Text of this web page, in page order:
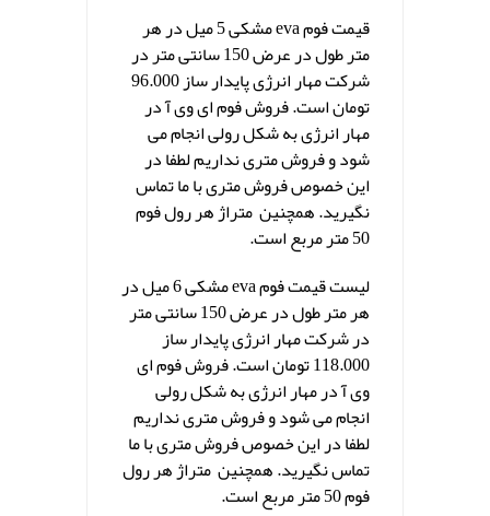
قیمت فوم eva مشکی 5 میل در هر
متر طول در عرض 150 سانتی متر در
شرکت مهار انرژی پایدار ساز 96.000
تومان است. فروش فوم ای وی آ در
مهار انرژی به شکل رولی انجام می
شود و فروش متری نداریم لطفا در
این خصوص فروش متری با ما تماس
نگیرید. همچنین متراژ هر رول فوم
50 متر مربع است.
لیست قیمت فوم eva مشکی 6 میل در
هر متر طول در عرض 150 سانتی متر
در شرکت مهار انرژی پایدار ساز
118.000 تومان است. فروش فوم ای
وی آ در مهار انرژی به شکل رولی
انجام می شود و فروش متری نداریم
لطفا در این خصوص فروش متری با ما
تماس نگیرید. همچنین متراژ هر رول
فوم 50 متر مربع است.